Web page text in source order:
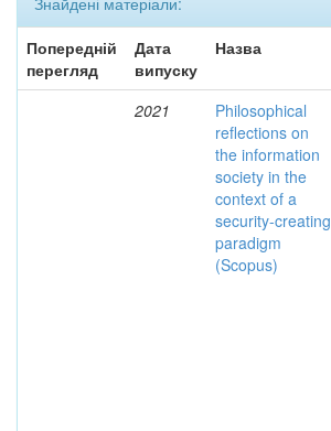
Попередній
перегляд
Дата
випуску
Назва
2021
Philosophical
reflections on
the information
society in the
context of a
security-creating
paradigm
(Scopus)